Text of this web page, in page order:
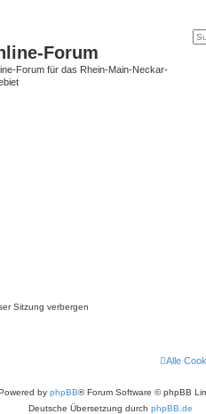
Forum
Forum für das Rhein-Main-Neckar-
Sitzung verbergen
Alle
by phpBB® Forum Software © phpBB
Deutsche Übersetzung durch phpBB.de